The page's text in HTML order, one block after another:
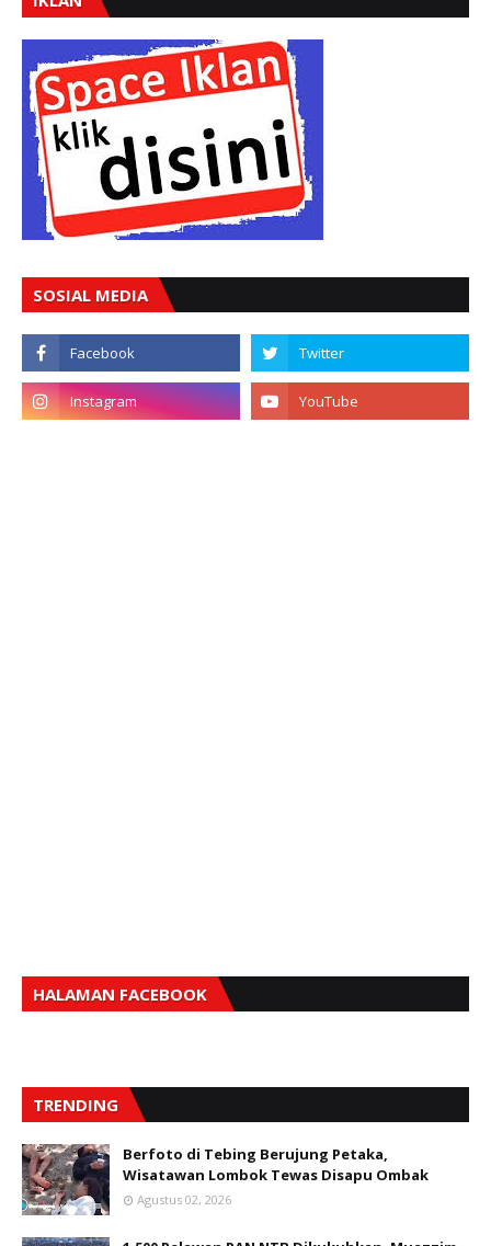
SOSIAL MEDIA
HALAMAN FACEBOOK
TRENDING
Berfoto di Tebing Berujung Petaka,
Wisatawan Lombok Tewas Disapu Ombak
Agustus 02, 2026